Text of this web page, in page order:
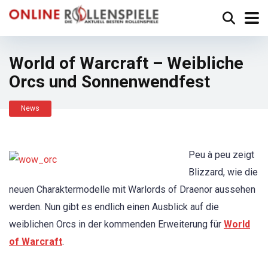
World of Warcraft – Weibliche
Orcs und Sonnenwendfest
News
Peu à peu zeigt
Blizzard, wie die
neuen Charaktermodelle mit Warlords of Draenor aussehen
werden. Nun gibt es endlich einen Ausblick auf die
weiblichen Orcs in der kommenden Erweiterung für World
of Warcraft.